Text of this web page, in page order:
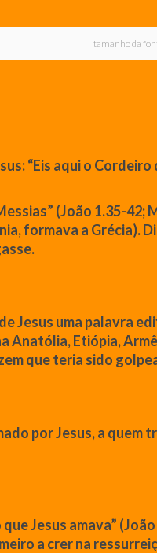
tamanho da
:“Eis aqui o Cordeiro
(João 1.35-42;
formava a Grécia).
Jesus uma palavra
Anatólia, Etiópia,
queteria sido
porJesus, a quem
queJesus amava” (João
a crerna